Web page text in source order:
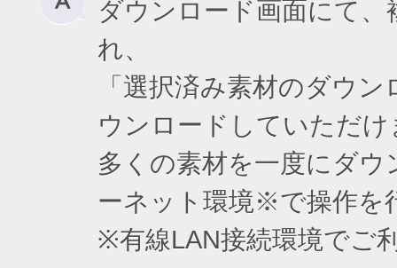
ダウンロード画面にて
れ、
「選択済み素材のダウ
ウンロードしていただけ
多くの素材を一度にダ
ーネット環境※で操作を
※有線LAN接続環境でご